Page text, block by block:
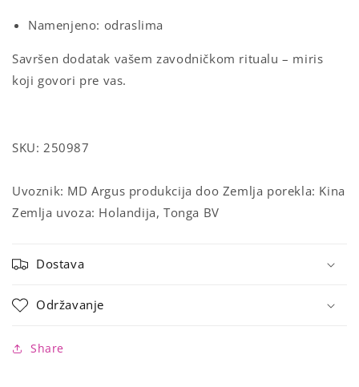
Namenjeno: odraslima
Savršen dodatak vašem zavodničkom ritualu – miris
koji govori pre vas.
SKU: 250987
Uvoznik: MD Argus produkcija doo Zemlja porekla: Kina
Zemlja uvoza: Holandija, Tonga BV
Dostava
Održavanje
Share